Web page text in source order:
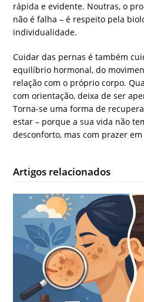
rápida e evidente. Noutras, o
não é falha – é respeito pela
individualidade.
Cuidar das pernas é também
equilíbrio hormonal, do
relação com o próprio corpo.
com orientação, deixa de ser
Torna-se uma forma de
estar – porque a sua vida não
desconforto, mas com prazer
Artigos relacionados